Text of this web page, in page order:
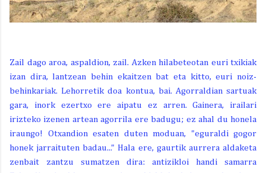
Zail dago aroa, aspaldion, zail. Azken hilabeteotan euri txikiak
izan dira, lantzean behin ekaitzen bat eta kitto, euri noiz-
behinkariak. Lehorretik doa kontua, bai. Agorraldian sartuak
gara, inork ezertxo ere aipatu ez arren. Gainera, irailari
irizteko izenen artean agorrila ere badugu; ez ahal du honela
iraungo! Otxandion esaten duten moduan, "eguraldi gogor
honek jarraituten badau..." Hala ere, gaurtik aurrera aldaketa
zenbait zantzu sumatzen dira: antizikloi handi samarra